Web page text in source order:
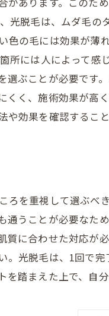
光脱毛は、ムダ毛
の毛には効果が
所には人によって
ぶことが必要です
く、施術効果が
効果を確認すること
を重視して選ぶ
うことが必要な
に合わせた対応
。光脱毛は、1回で
踏まえた上で、自